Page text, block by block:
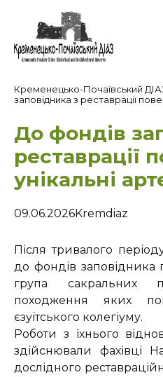
Кременецько-Почаївський
заповідника з реставрації
До фондів
реставрації
унікальні
09.06.2026Kremdiaz
Після тривалого
до фондів заповідника
група сакральних
походження яких
єзуїтського колегіуму.
Роботи з їхнього
здійснювали фахівці
дослідного